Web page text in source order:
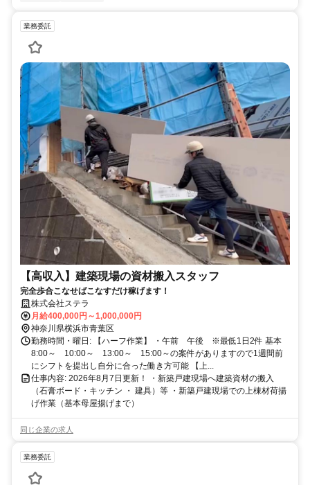
業務委託
【高収入】建築現場の資材搬入スタッフ
完全歩合こなせばこなすだけ稼げます！
株式会社ステラ
月給400,000円～1,000,000円
神奈川県横浜市青葉区
勤務時間・曜日: 【ハーフ作業】 ・午前 午後 ※最低1日2件 基本
8:00～ 10:00～ 13:00～ 15:00～の案件がありますので1週間前
にシフトを提出し自分に合った働き方可能 【上...
仕事内容: 2026年8月7日更新！ ・新築戸建現場へ建築資材の搬入
（石膏ボード・キッチン ・ 建具）等 ・新築戸建現場での上棟材荷揚
げ作業（基本母屋揚げまで）
同じ企業の求人
業務委託